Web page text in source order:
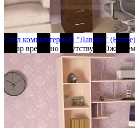
Добавить к сравнению
Стол компьютерный "Лаворо"
Товар временно отсутствует.